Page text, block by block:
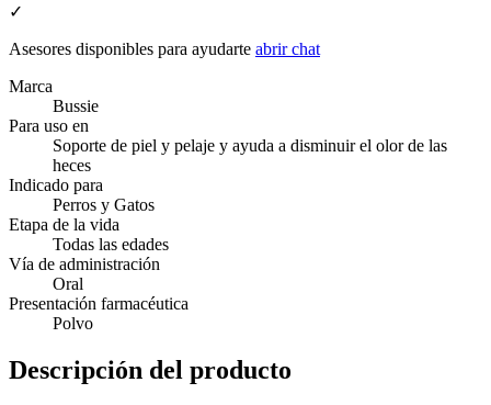
✓
Asesores disponibles para ayudarte abrir chat
Marca
Bussie
Para uso en
Soporte de piel y pelaje y ayuda a disminuir el olor de las
heces
Indicado para
Perros y Gatos
Etapa de la vida
Todas las edades
Vía de administración
Oral
Presentación farmacéutica
Polvo
Descripción del producto